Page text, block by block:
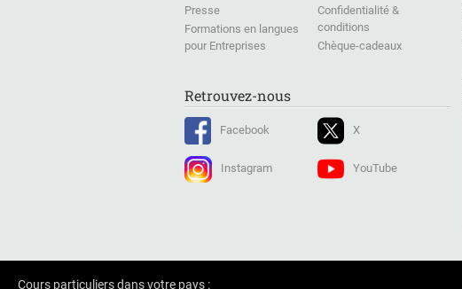
Presse
Formations en langues
pour Entreprises
Confidentialité &
conditions
Chèque-cadeaux
Retrouvez-nous
Facebook
Instagram
X
YouTube
Cours particuliers dans votre pays :